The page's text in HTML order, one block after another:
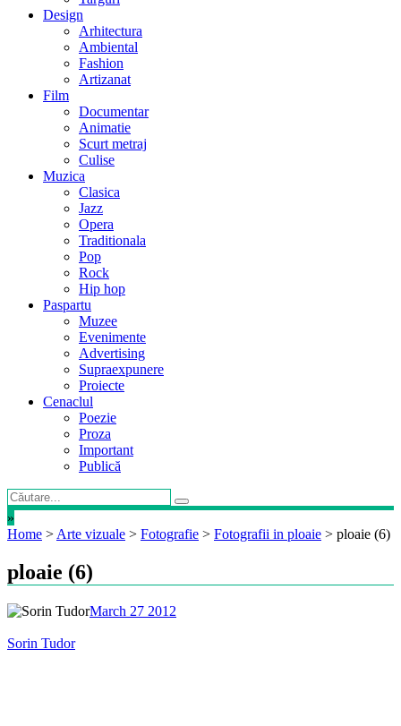
Design
Arhitectura
Ambiental
Fashion
Artizanat
Film
Documentar
Animatie
Scurt metraj
Culise
Muzica
Clasica
Jazz
Opera
Traditionala
Pop
Rock
Hip hop
Paspartu
Muzee
Evenimente
Advertising
Supraexpunere
Proiecte
Cenaclul
Poezie
Proza
Important
Publică
»
Home > Arte vizuale > Fotografie > Fotografii in ploaie > ploaie (6)
ploaie (6)
March 27 2012
Sorin Tudor